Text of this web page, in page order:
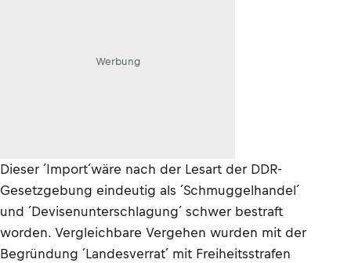
Werbung
Dieser ´Import´wäre nach der Lesart der DDR-
Gesetzgebung eindeutig als ´Schmuggelhandel´
und ´Devisenunterschlagung´ schwer bestraft
worden. Vergleichbare Vergehen wurden mit der
Begründung ´Landesverrat´ mit Freiheitsstrafen